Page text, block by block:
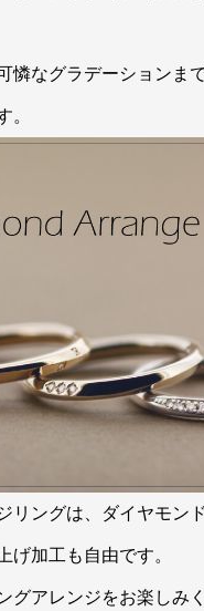
憐なグラデーションま
。
リングは、ダイヤモン
げ加工も自由です。
グアレンジをお楽しみ